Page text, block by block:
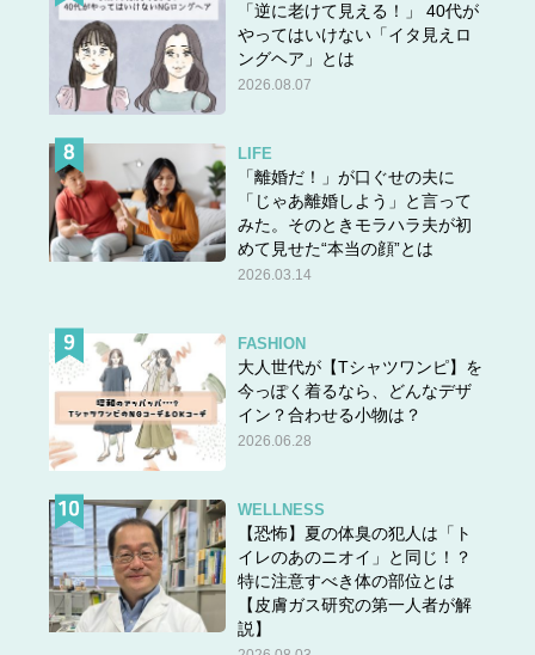
「逆に老けて見える！」 40代が
やってはいけない「イタ見えロ
ングヘア」とは
2026.08.07
LIFE
「離婚だ！」が口ぐせの夫に
「じゃあ離婚しよう」と言って
みた。そのときモラハラ夫が初
めて見せた“本当の顔”とは
2026.03.14
FASHION
大人世代が【Tシャツワンピ】を
今っぽく着るなら、どんなデザ
イン？合わせる小物は？
2026.06.28
WELLNESS
【恐怖】夏の体臭の犯人は「ト
イレのあのニオイ」と同じ！？
特に注意すべき体の部位とは
【皮膚ガス研究の第一人者が解
説】